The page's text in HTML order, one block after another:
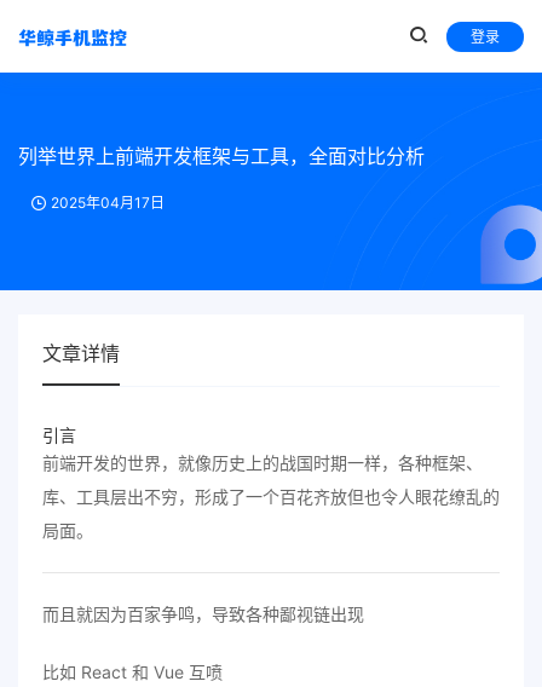
登录
列举世界上前端开发框架与工具，全面对比分析
2025年04月17日
文章详情
引言
前端开发的世界，就像历史上的战国时期一样，各种框架、
库、工具层出不穷，形成了一个百花齐放但也令人眼花缭乱的
局面。
而且就因为百家争鸣，导致各种鄙视链出现
比如 React 和 Vue 互喷